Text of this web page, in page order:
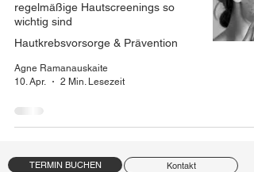
regelmäßige Hautscreenings so
wichtig sind
Hautkrebsvorsorge & Prävention
Agne Ramanauskaite
10. Apr.
2 Min. Lesezeit
TERMIN BUCHEN Kontakt